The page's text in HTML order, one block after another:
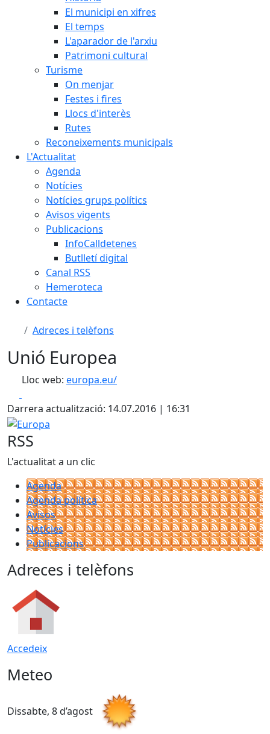
El municipi en xifres
El temps
L'aparador de l'arxiu
Patrimoni cultural
Turisme
On menjar
Festes i fires
Llocs d'interès
Rutes
Reconeixements municipals
L'Actualitat
Agenda
Notícies
Notícies grups polítics
Avisos vigents
Publicacions
InfoCalldetenes
Butlletí digital
Canal RSS
Hemeroteca
Contacte
Adreces i telèfons
Unió Europea
Lloc web: europa.eu/
Darrera actualització: 14.07.2016 | 16:31
Europa
RSS
L'actualitat a un clic
Agenda
Agenda política
Avisos
Notícies
Publicacions
Adreces i telèfons
Accedeix
Meteo
Dissabte, 8 d’agost